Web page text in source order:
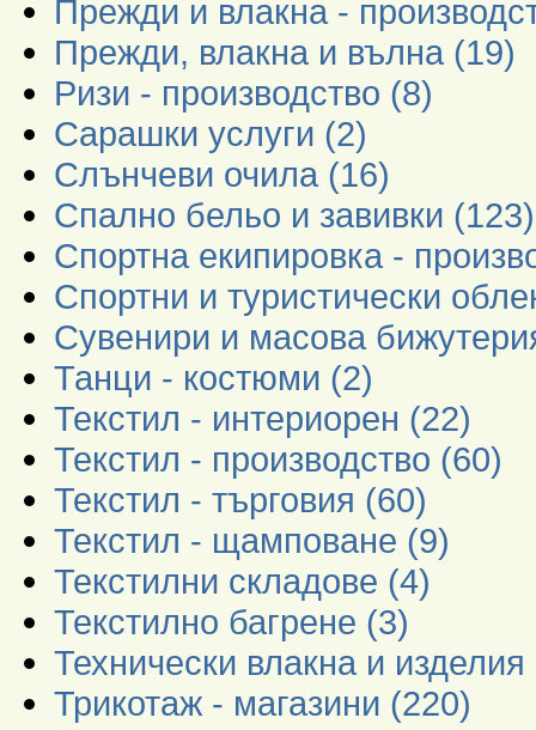
Прежди и влакна -
Прежди, влакна и вълна (19)
Ризи - производство (8)
Сарашки услуги (2)
Слънчеви очила (16)
Спално бельо и завивки (123)
Спортна екипировка -
Спортни и туристически
Сувенири и масова
Танци - костюми (2)
Текстил - интериорен (22)
Текстил - производство (60)
Текстил - търговия (60)
Текстил - щамповане (9)
Текстилни складове (4)
Текстилно багрене (3)
Технически влакна и изделия
Трикотаж - магазини (220)